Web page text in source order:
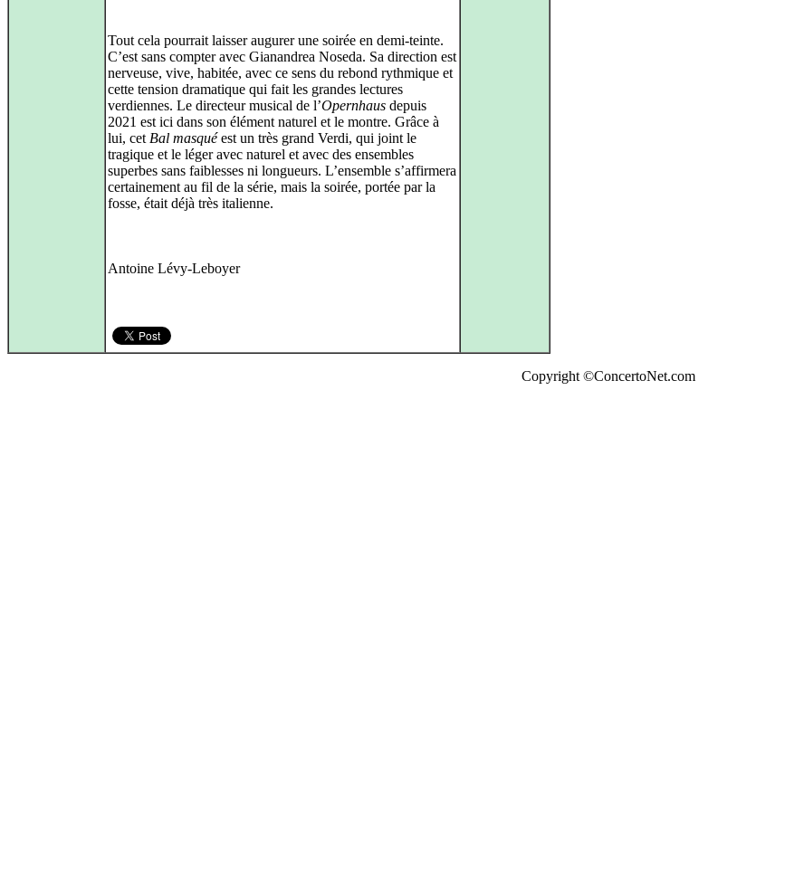
Tout cela pourrait laisser augurer une soirée en demi‑teinte.
C’est sans compter avec Gianandrea Noseda. Sa direction est
nerveuse, vive, habitée, avec ce sens du rebond rythmique et
cette tension dramatique qui fait les grandes lectures
verdiennes. Le directeur musical de l’Opernhaus depuis
2021 est ici dans son élément naturel et le montre. Grâce à
lui, cet Bal masquéest un très grand Verdi, qui joint le
tragique et le léger avec naturel et avec des ensembles
superbes sans faiblesses ni longueurs. L’ensemble s’affirmera
certainement au fil de la série, mais la soirée, portée par la
fosse, était déjà très italienne.
Antoine Lévy-Leboyer
Copyright ©ConcertoNet.com